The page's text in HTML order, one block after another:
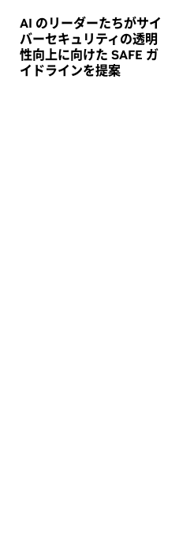
AI のリーダーたちがサイ
バーセキュリティの透明
性向上に向けた SAFE ガ
イドラインを提案